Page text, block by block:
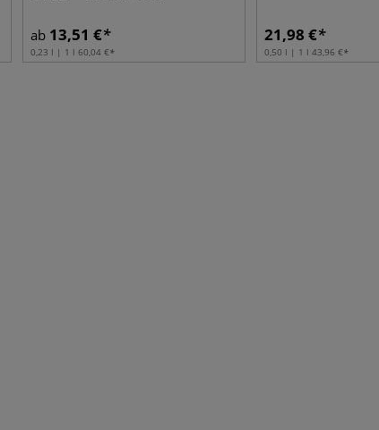
ab 13,51 €
0,23 l | 1 l 60,04 €
21,98 €
0,50 l | 1 l 43,96 €